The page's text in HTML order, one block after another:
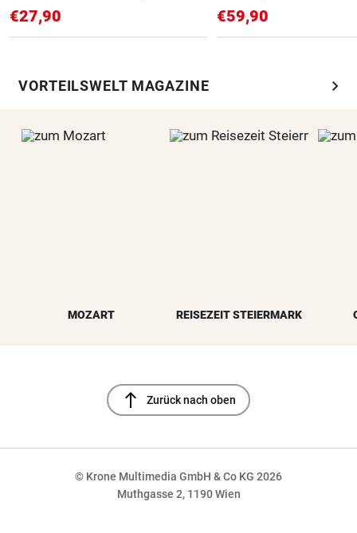
€27,90 €59,90
VORTEILSWELT MAGAZINE chevron_right
MOZART REISEZEIT STEIERMARK
north Zurück nach oben
© Krone Multimedia GmbH & Co KG 2026
Muthgasse 2, 1190 Wien